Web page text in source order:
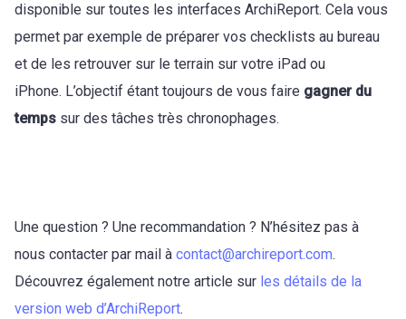
disponible sur toutes les interfaces ArchiReport. Cela vous
permet par exemple de préparer vos checklists au bureau
et de les retrouver sur le terrain sur votre iPad ou
iPhone. L’objectif étant toujours de vous faire gagner du
temps sur des tâches très chronophages.
Une question ? Une recommandation ? N’hésitez pas à
nous contacter par mail à contact@archireport.com.
Découvrez également notre article sur les détails de la
version web d’ArchiReport.